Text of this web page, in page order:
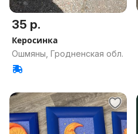
35 р.
Керосинка
Ошмяны, Гродненская обл.